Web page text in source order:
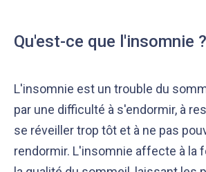
Qu'est-ce que l'insomnie ?
L'insomnie est un trouble du
par une difficulté à s'endormir, à
se réveiller trop tôt et à ne pas
rendormir. L'insomnie affecte à la